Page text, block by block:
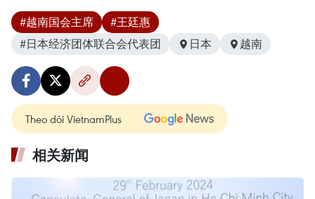
#越南国会主席
#王廷惠
#日本经济团体联合会代表团
日本 越南
Theo dõi VietnamPlus
相关新闻